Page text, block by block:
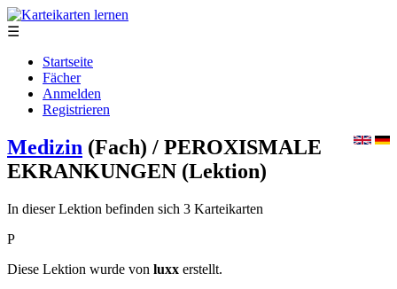
☰
Startseite
Fächer
Anmelden
Registrieren
Medizin (Fach) / PEROXISMALE
EKRANKUNGEN (Lektion)
In dieser Lektion befinden sich 3 Karteikarten
P
Diese Lektion wurde von luxx erstellt.